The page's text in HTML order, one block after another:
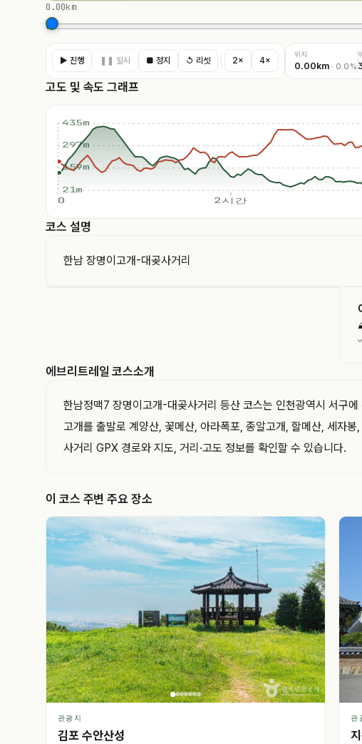
0.00km
▶ 진행 ❚❚ 일시 ■ 정지 ↺ 리셋 2× 4×
위치
0.00km · 0.0%
고도 및 속도 그래프
0 2시간
435m
297m
159m
21m
코스 설명
한남 장명이고개-대곶사거리
에브리트레일 코스소개
한남정맥7 장명이고개-대곶사거리 등산 코스는 인천광역시 서구
고개를 출발로 계양산, 꽃메산, 아라폭포, 종알고개, 할메산, 세자
사거리 GPX 경로와 지도, 거리·고도 정보를 확인할 수 있습니다.
이 코스 주변 주요 장소
관광지
김포 수안산성
관